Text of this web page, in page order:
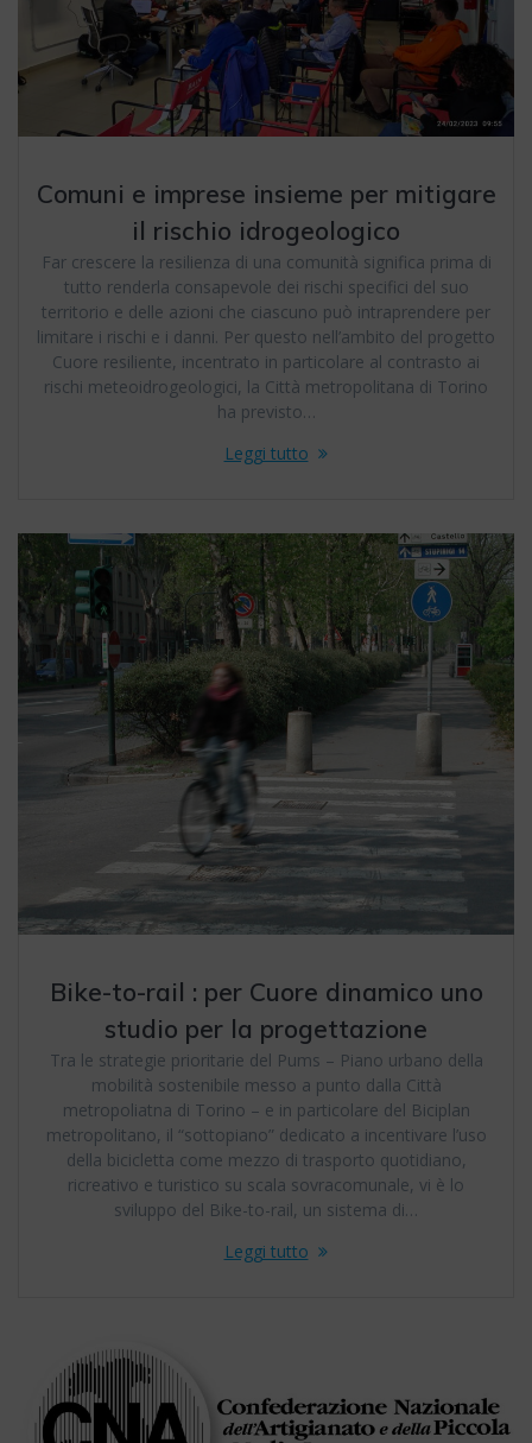
Comuni e imprese insieme per mitigare
il rischio idrogeologico
Far crescere la resilienza di una comunità significa prima di
tutto renderla consapevole dei rischi specifici del suo
territorio e delle azioni che ciascuno può intraprendere per
limitare i rischi e i danni. Per questo nell’ambito del progetto
Cuore resiliente, incentrato in particolare al contrasto ai
rischi meteoidrogeologici, la Città metropolitana di Torino
ha previsto…
Leggi tutto
Bike-to-rail : per Cuore dinamico uno
studio per la progettazione
Tra le strategie prioritarie del Pums – Piano urbano della
mobilità sostenibile messo a punto dalla Città
metropoliatna di Torino – e in particolare del Biciplan
metropolitano, il “sottopiano” dedicato a incentivare l’uso
della bicicletta come mezzo di trasporto quotidiano,
ricreativo e turistico su scala sovracomunale, vi è lo
sviluppo del Bike-to-rail, un sistema di…
Leggi tutto